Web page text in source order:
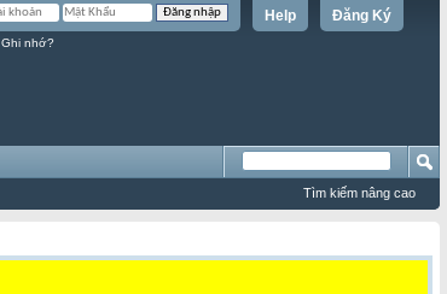
Đăng Ký
Help
Ghi nhớ?
Tìm kiếm nâng cao